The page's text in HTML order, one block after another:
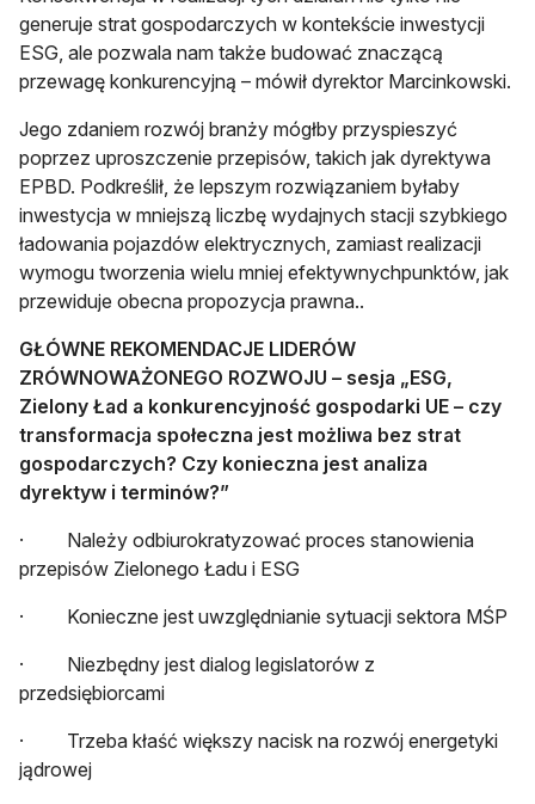
generuje strat gospodarczych w kontekście inwestycji
ESG, ale pozwala nam także budować znaczącą
przewagę konkurencyjną – mówił dyrektor Marcinkowski.
Jego zdaniem rozwój branży mógłby przyspieszyć
poprzez uproszczenie przepisów, takich jak dyrektywa
EPBD. Podkreślił, że lepszym rozwiązaniem byłaby
inwestycja w mniejszą liczbę wydajnych stacji szybkiego
ładowania pojazdów elektrycznych, zamiast realizacji
wymogu tworzenia wielu mniej efektywnychpunktów, jak
przewiduje obecna propozycja prawna..
GŁÓWNE REKOMENDACJE LIDERÓW
ZRÓWNOWAŻONEGO ROZWOJU – sesja „ESG,
Zielony Ład a konkurencyjność gospodarki UE – czy
transformacja społeczna jest możliwa bez strat
gospodarczych? Czy konieczna jest analiza
dyrektyw i terminów?”
· Należy odbiurokratyzować proces stanowienia
przepisów Zielonego Ładu i ESG
· Konieczne jest uwzględnianie sytuacji sektora MŚP
· Niezbędny jest dialog legislatorów z
przedsiębiorcami
· Trzeba kłaść większy nacisk na rozwój energetyki
jądrowej